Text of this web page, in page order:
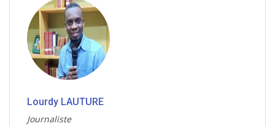
Lourdy LAUTURE
Journaliste